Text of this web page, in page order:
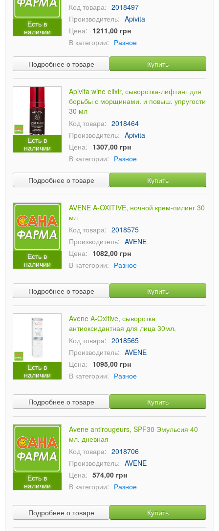
Есть в
наличии
Код товара: 2018497
Производитель: Apivita
Цена: 1211,00 грн
В категории: Разное
Подробнее о товаре Купить
Есть в
наличии
Apivita wine elixir, сыворотка-лифтинг для
борьбы с морщинами. и повыш. упругости
30 мл
Код товара: 2018464
Производитель: Apivita
Цена: 1307,00 грн
В категории: Разное
Подробнее о товаре Купить
Есть в
наличии
AVENE A-OXITIVE, ночной крем-пилинг 30
мл
Код товара: 2018575
Производитель: AVENE
Цена: 1082,00 грн
В категории: Разное
Подробнее о товаре Купить
Есть в
наличии
Avene A-Oxitive, сыворотка
антиоксидантная для лица 30мл.
Код товара: 2018565
Производитель: AVENE
Цена: 1095,00 грн
В категории: Разное
Подробнее о товаре Купить
Есть в
наличии
Avene antirougeurs, SPF30 Эмульсия 40
мл. дневная
Код товара: 2018706
Производитель: AVENE
Цена: 574,00 грн
В категории: Разное
Подробнее о товаре Купить